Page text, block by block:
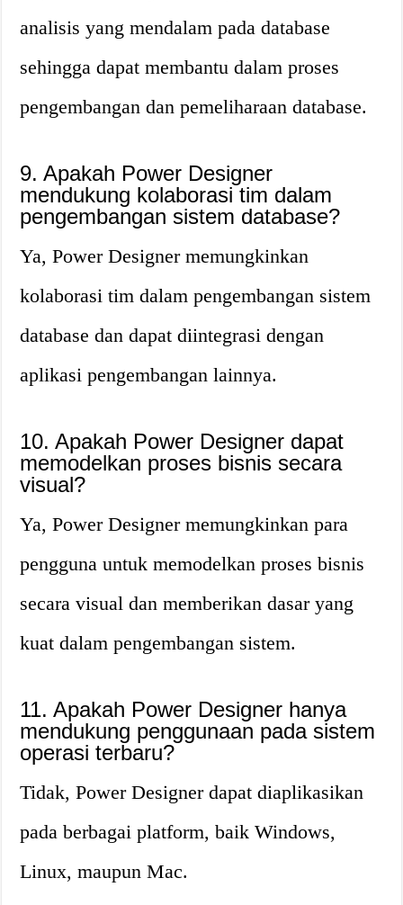
analisis yang mendalam pada database
sehingga dapat membantu dalam proses
pengembangan dan pemeliharaan database.
9. Apakah Power Designer
mendukung kolaborasi tim dalam
pengembangan sistem database?
Ya, Power Designer memungkinkan
kolaborasi tim dalam pengembangan sistem
database dan dapat diintegrasi dengan
aplikasi pengembangan lainnya.
10. Apakah Power Designer dapat
memodelkan proses bisnis secara
visual?
Ya, Power Designer memungkinkan para
pengguna untuk memodelkan proses bisnis
secara visual dan memberikan dasar yang
kuat dalam pengembangan sistem.
11. Apakah Power Designer hanya
mendukung penggunaan pada sistem
operasi terbaru?
Tidak, Power Designer dapat diaplikasikan
pada berbagai platform, baik Windows,
Linux, maupun Mac.